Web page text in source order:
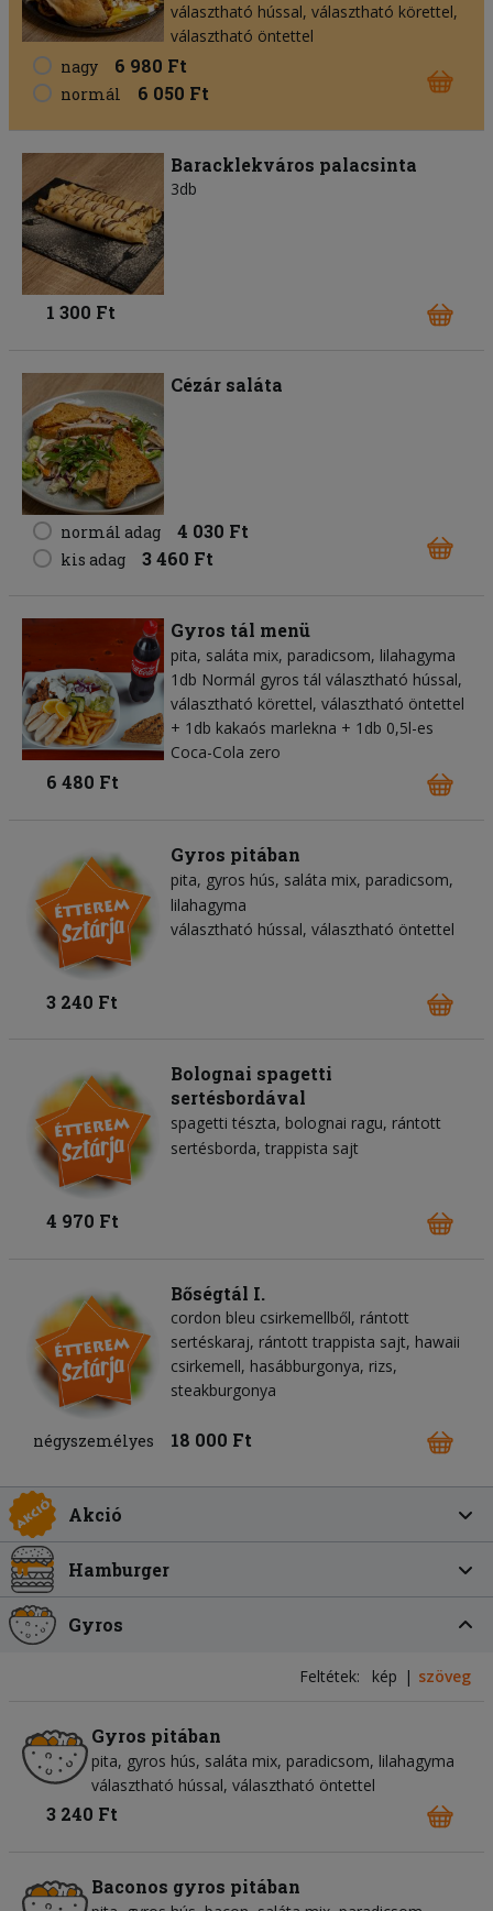
választható hússal, választható körettel,
választható öntettel
nagy
6 980 Ft
normál 6 050 Ft
Baracklekváros palacsinta
3db
1 300 Ft
Cézár saláta
normál adag 4 030 Ft
kis adag 3 460 Ft
Gyros tál menü
pita saláta mix paradicsom lilahagyma
1db Normál gyros tál választható hússal,
választható körettel, választható öntettel
+ 1db kakaós marlekna + 1db 0,5l-es
Coca-Cola zero
6 480 Ft
Gyros pitában
pita gyros hús saláta mix paradicsom
lilahagyma
választható hússal, választható öntettel
3 240 Ft
Bolognai spagetti
sertésbordával
spagetti tészta bolognai ragu rántott
sertésborda trappista sajt
4 970 Ft
Bőségtál I.
cordon bleu csirkemellből, rántott
sertéskaraj, rántott trappista sajt, hawaii
csirkemell, hasábburgonya, rizs,
steakburgonya
négyszemélyes 18 000 Ft
Akció
Hamburger
Gyros
Feltétek: kép szöveg
Gyros pitában
pita gyros hús saláta mix paradicsom lilahagyma
választható hússal, választható öntettel
3 240 Ft
Baconos gyros pitában